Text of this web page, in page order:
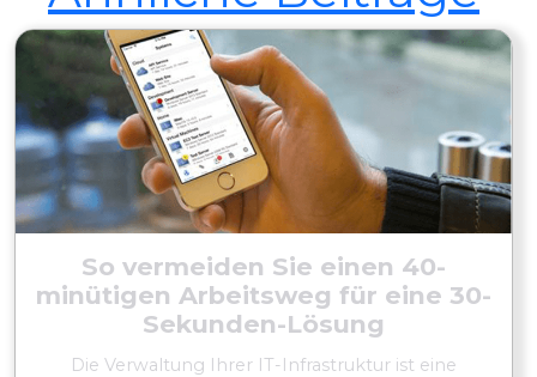
So vermeiden Sie einen 40-
minütigen Arbeitsweg für eine 30-
Sekunden-Lösung
Die Verwaltung Ihrer IT-Infrastruktur ist eine